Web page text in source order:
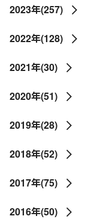
2023年(257)
2022年(128)
2021年(30)
2020年(51)
2019年(28)
2018年(52)
2017年(75)
2016年(50)